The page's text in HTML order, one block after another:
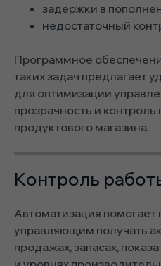
задержки в
недостаточный
Программное
таких задач предлагает
для оптимизации
прозрачность и
продуктового магазина.
Контроль
Автоматизация помогает
управляющим получать
продажах, запасах,